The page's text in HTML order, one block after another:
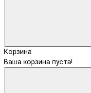
Корзина
Ваша корзина пуста!